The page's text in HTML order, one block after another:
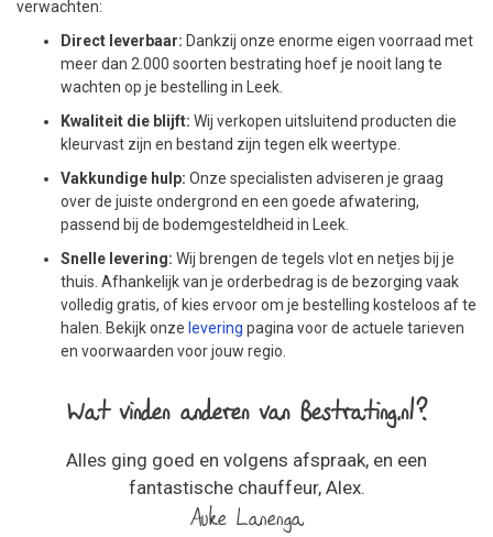
verwachten:
Direct leverbaar: Dankzij onze enorme eigen voorraad met
meer dan 2.000 soorten bestrating hoef je nooit lang te
wachten op je bestelling in Leek.
Kwaliteit die blijft: Wij verkopen uitsluitend producten die
kleurvast zijn en bestand zijn tegen elk weertype.
Vakkundige hulp: Onze specialisten adviseren je graag
over de juiste ondergrond en een goede afwatering,
passend bij de bodemgesteldheid in Leek.
Snelle levering: Wij brengen de tegels vlot en netjes bij je
thuis. Afhankelijk van je orderbedrag is de bezorging vaak
volledig gratis, of kies ervoor om je bestelling kosteloos af te
halen. Bekijk onze levering pagina voor de actuele tarieven
en voorwaarden voor jouw regio.
Wat vinden anderen van Bestrating.nl?
Alles ging goed en volgens afspraak, en een
fantastische chauffeur, Alex.
Auke Lanenga